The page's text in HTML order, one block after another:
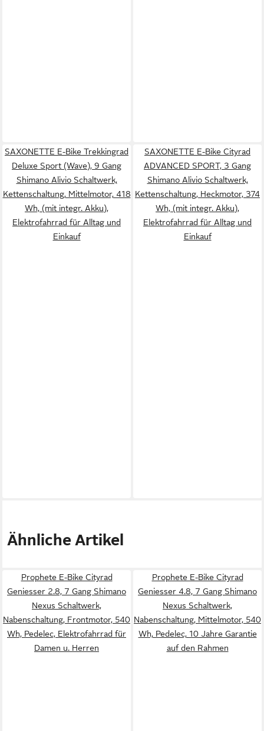
SAXONETTE E-Bike Trekkingrad
Deluxe Sport (Wave), 9 Gang
Shimano Alivio Schaltwerk,
Kettenschaltung, Mittelmotor, 418
Wh, (mit integr. Akku),
Elektrofahrrad für Alltag und
Einkauf
SAXONETTE E-Bike Cityrad
ADVANCED SPORT, 3 Gang
Shimano Alivio Schaltwerk,
Kettenschaltung, Heckmotor, 374
Wh, (mit integr. Akku),
Elektrofahrrad für Alltag und
Einkauf
Ähnliche Artikel
Prophete E-Bike Cityrad
Geniesser 2.8, 7 Gang Shimano
Nexus Schaltwerk,
Nabenschaltung, Frontmotor, 540
Wh, Pedelec, Elektrofahrrad für
Damen u. Herren
Prophete E-Bike Cityrad
Geniesser 4.8, 7 Gang Shimano
Nexus Schaltwerk,
Nabenschaltung, Mittelmotor, 540
Wh, Pedelec, 10 Jahre Garantie
auf den Rahmen